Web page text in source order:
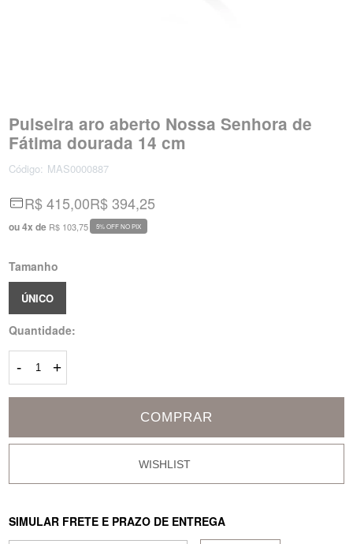
Pulseira aro aberto Nossa Senhora de
Fátima dourada 14 cm
Código: MAS0000887
R$ 415,00
ou4x de R$ 103,75
R$ 394,25
5% OFF NO PIX
Tamanho
ÚNICO
Quantidade:
- +
COMPRAR
SIMULAR FRETE E PRAZO DE ENTREGA